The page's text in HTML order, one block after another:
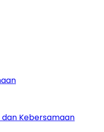
dan Kebersamaan